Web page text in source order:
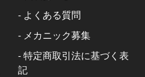
- よくある質問
- メカニック募集
-特定商取引法に基づく表
記